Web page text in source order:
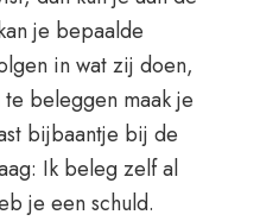
je bepaalde
in wat zij doen,
beleggen maak je
bijbaantje bij de
Ik beleg zelf al
je een schuld.